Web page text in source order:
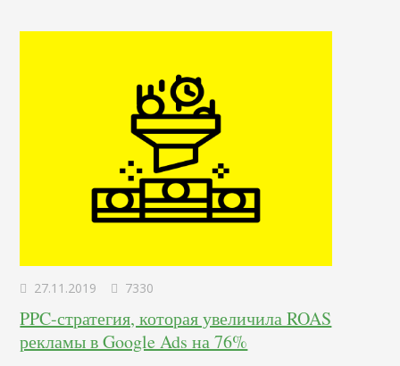
посредника, о котором я…
27.11.2019 7330
PPC-стратегия, которая увеличила ROAS
рекламы в Google Ads на 76%